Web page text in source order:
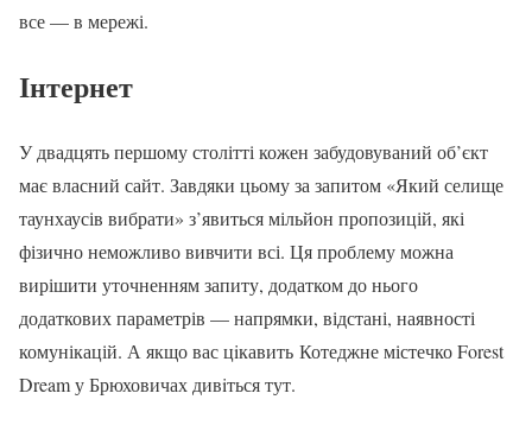
все — в мережі.
Інтернет
У двадцять першому столітті кожен забудовуваний об’єкт
має власний сайт. Завдяки цьому за запитом «Який селище
таунхаусів вибрати» з’явиться мільйон пропозицій, які
фізично неможливо вивчити всі. Ця проблему можна
вирішити уточненням запиту, додатком до нього
додаткових параметрів — напрямки, відстані, наявності
комунікацій. А якщо вас цiкавить Котеджне містечко Forest
Dream у Брюховичах дивiться тут.